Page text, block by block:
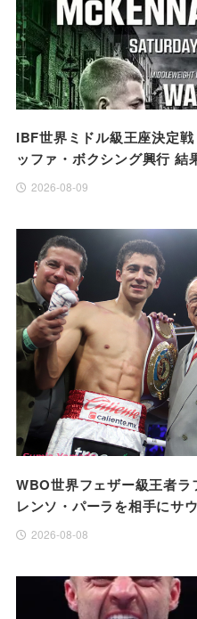
IBF世界ミドル級王座決定
ッファ・ボクシング興行 結
2026-08-09
WBO世界フェザー級王者ラ
レンソ・パーラを相手にサ
2026-08-08